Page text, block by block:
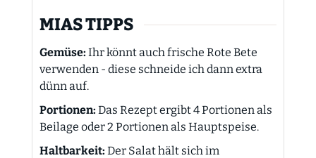
MIAS TIPPS
Gemüse: Ihr könnt auch frische Rote Bete
verwenden - diese schneide ich dann extra
dünn auf.
Portionen: Das Rezept ergibt 4 Portionen als
Beilage oder 2 Portionen als Hauptspeise.
Haltbarkeit: Der Salat hält sich im